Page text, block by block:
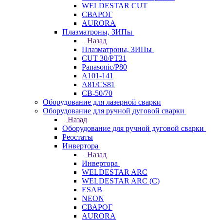
WELDESTAR CUT
СВАРОГ
AURORA
Плазматроны, ЗИПы
Назад
Плазматроны, ЗИПы
CUT 30/PT31
Panasonic/P80
А101-141
А81/CS81
СВ-50/70
Оборудование для лазерной сварки
Оборудование для ручной дуговой сварки
Назад
Оборудование для ручной дуговой сварки
Реостаты
Инвертора
Назад
Инвертора
WELDESTAR ARC
WELDESTAR ARC (С)
ESAB
NEON
СВАРОГ
AURORA